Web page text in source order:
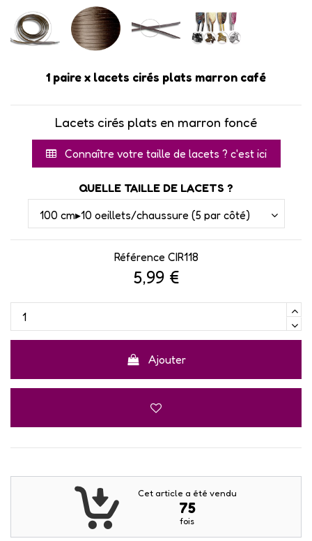
1 paire x lacets cirés plats marron café
Lacets cirés plats en marron foncé
Connaître votre taille de lacets ? c'est ici
QUELLE TAILLE DE LACETS ?
Référence CIR118
5,99 €
Ajouter
Cet article a été vendu
75
fois